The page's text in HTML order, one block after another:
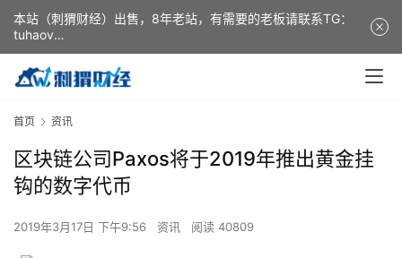
首页 资讯
区块链公司Paxos将于2019年推出黄金挂
钩的数字代币
2019年3月17日 下午9:56 资讯 阅读 40809
本站（刺猬财经）出售，8年老站，有需要的老板请联系TG：
tuhaov
This website (ciweicaijing) is for sale. It is a 8-year-old
website. If you need it, please contact TG: tuhaov